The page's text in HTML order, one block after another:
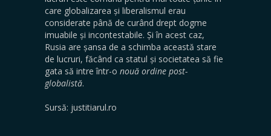
care globalizarea și liberalismul erau
considerate până de curând drept dogme
imuabile și incontestabile. Și în acest caz,
Rusia are șansa de a schimba această stare
de lucruri, făcând ca statul și societatea să fie
gata să intre într-o nouă ordine post-
globalistă.
Sursă: justitiarul.ro